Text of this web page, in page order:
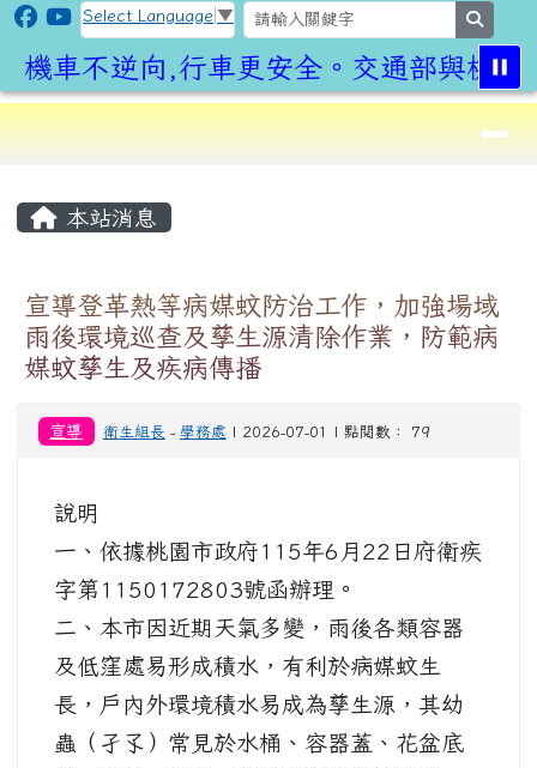
跳至主內容區
CLPS Site
Select Language ▼
機車不逆向,行車更安全。交通部與桃園
⏸
導覽列
本站消息
宣導登革熱等病媒蚊防治工作，加強場域
雨後環境巡查及孳生源清除作業，防範病
媒蚊孳生及疾病傳播
宣導 衛生組長 - 學務處 | 2026-07-01 | 點閱數： 79
說明
一、依據桃園市政府115年6月22日府衛疾
字第1150172803號函辦理。
二、本市因近期天氣多變，雨後各類容器
及低窪處易形成積水，有利於病媒蚊生
長，戶內外環境積水易成為孳生源，其幼
蟲（孑孓）常見於水桶、容器蓋、花盆底